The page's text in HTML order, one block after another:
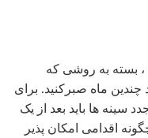
، باید تمام نکات
اتفاقات غیر طبیعی
شده برای جلوگیری